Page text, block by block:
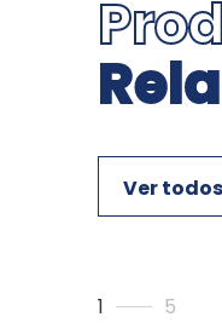
Ver todos
1 5